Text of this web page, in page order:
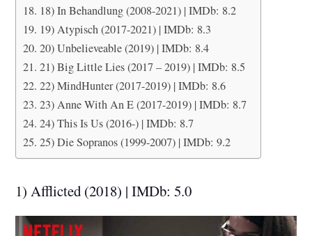
18) In Behandlung (2008-2021) | IMDb: 8.2
19) Atypisch (2017-2021) | IMDb: 8.3
20) Unbelieveable (2019) | IMDb: 8.4
21) Big Little Lies (2017 – 2019) | IMDb: 8.5
22) MindHunter (2017-2019) | IMDb: 8.6
23) Anne With An E (2017-2019) | IMDb: 8.7
24) This Is Us (2016-) | IMDb: 8.7
25) Die Sopranos (1999-2007) | IMDb: 9.2
1) Afflicted (2018) | IMDb: 5.0